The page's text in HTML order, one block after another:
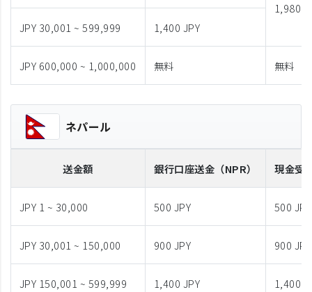
1,980
JPY 30,001 ~ 599,999
1,400 JPY
JPY 600,000 ~ 1,000,000 無料 無料
ネパール
送金額 銀行口座送金 （NPR） 現金受
JPY 1 ~ 30,000 500 JPY 500 JPY
JPY 30,001 ~ 150,000 900 JPY 900 JPY
JPY 150,001 ~ 599,999 1,400 JPY 1,400